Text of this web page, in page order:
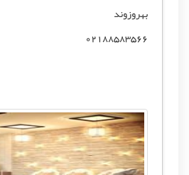
بهروزوند
02188583566